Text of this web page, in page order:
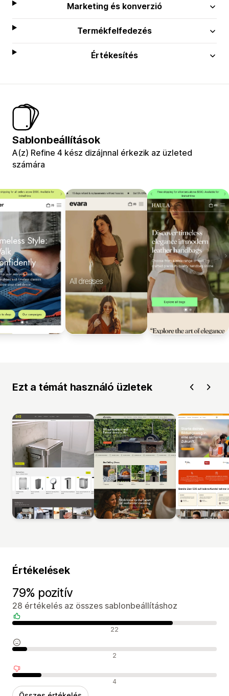
Marketing és konverzió
Termékfelfedezés
Értékesítés
Sablonbeállítások
A(z) Refine 4 kész dizájnnal érkezik az üzleted
számára
Ezt a témát használó üzletek
Értékelések
79% pozitív
28 értékelés az összes sablonbeállításhoz
Pozitív értékelések 22
Semleges értékelések 2
Negatív értékelések 4